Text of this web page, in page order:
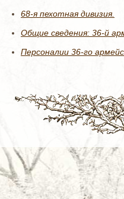
68-я пехотная дивизия.
Общие сведения: 36-й
Персоналии 36-го